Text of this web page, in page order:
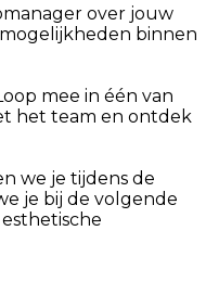
over jouw
binnen
mee in één van
het team en ontdek
we je tijdens de
je bij de volgende